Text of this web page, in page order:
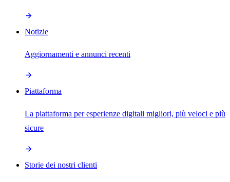
Notizie
Aggiornamenti e annunci recenti
Piattaforma
La piattaforma per esperienze digitali migliori, più veloci e più
sicure
Storie dei nostri clienti